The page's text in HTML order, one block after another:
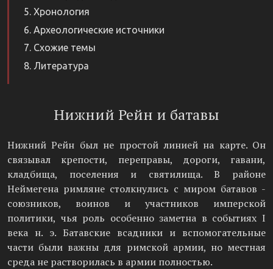
Хронология
Археологические источники
Схожие темы
Литература
Нижний Рейн и батавы
Нижний Рейн был не простой линией на карте. Он
связывал крепости, переправы, дороги, гавани,
кладбища, поселения и святилища. В районе
Неймегена римляне столкнулись с миром батавов -
союзников, воинов и участников имперской
политики, чья роль особенно заметна в событиях I
века н. э. Батавские всадники и вспомогательные
части были важны для римской армии, но местная
среда не растворилась в армии полностью.